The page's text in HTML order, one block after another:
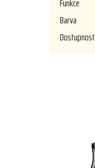
Barva
Dostupnost